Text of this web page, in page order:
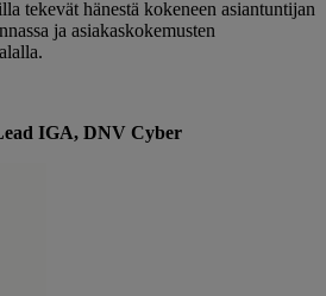
tekevät hänestä kokeneen asiantuntijan
ja asiakaskokemusten
IGA, DNV Cyber